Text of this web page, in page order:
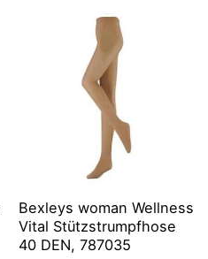
Bexleys woman Wellness
Vital Stützstrumpfhose
40 DEN, 787035